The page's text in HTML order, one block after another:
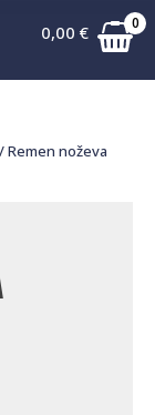
0,00 € 0
/ Remen noževa